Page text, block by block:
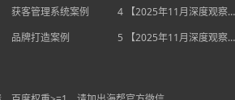
获客管理系统案例
品牌打造案例
宽，独立站卖家如何借势突
4 【2025年11月深度观察】
后，跨境电商如何用“自主流
5 【2025年11月深度观察】